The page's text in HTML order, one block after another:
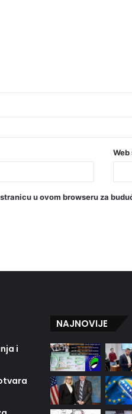
u ovom browseru za
i
NAJNOVIJE